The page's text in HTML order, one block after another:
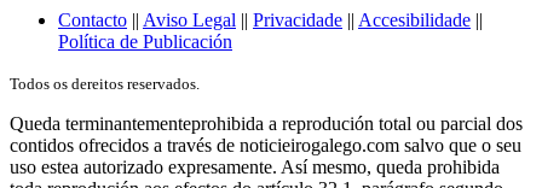
Contacto || Aviso Legal || Privacidade || Accesibilidade ||
Política de Publicación
Todos os dereitos reservados.
Queda terminantementeprohibida a reprodución total ou parcial dos
contidos ofrecidos a través de noticieirogalego.com salvo que o seu
uso estea autorizado expresamente. Así mesmo, queda prohibida